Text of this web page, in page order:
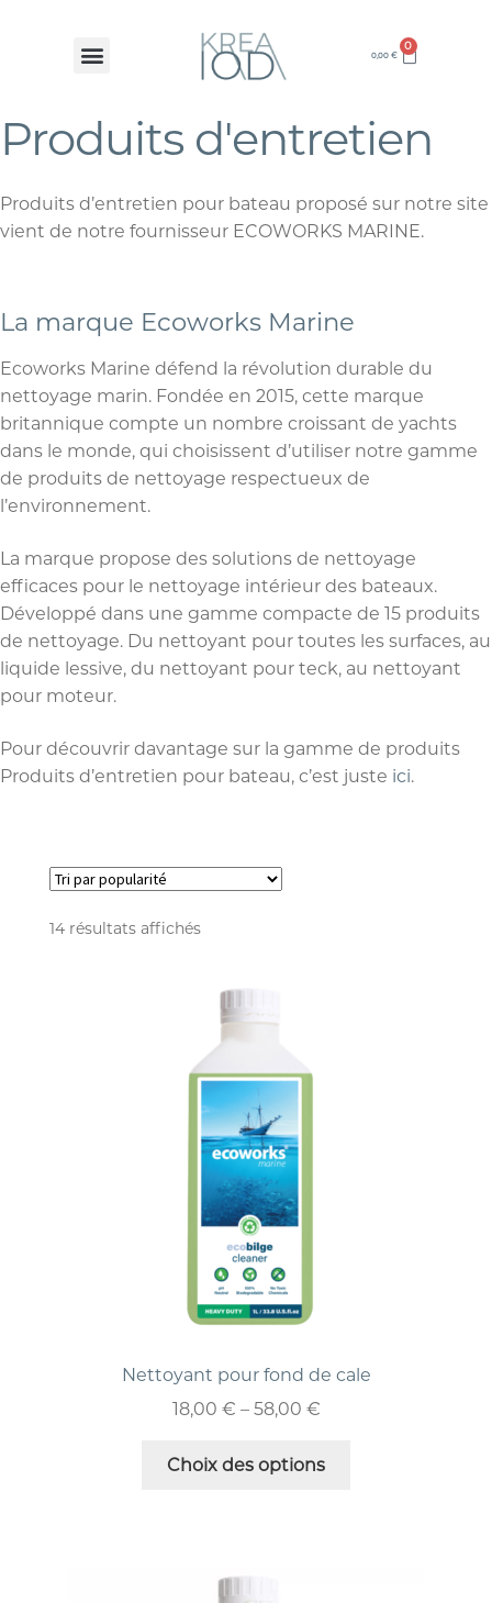
0,00 €
0
Produits d'entretien
Produits d’entretien pour bateau proposé sur notre site
vient de notre fournisseur ECOWORKS MARINE.
La marque Ecoworks Marine
Ecoworks Marine défend la révolution durable du
nettoyage marin. Fondée en 2015, cette marque
britannique compte un nombre croissant de yachts
dans le monde, qui choisissent d’utiliser notre gamme
de produits de nettoyage respectueux de
l’environnement.
La marque propose des solutions de nettoyage
efficaces pour le nettoyage intérieur des bateaux.
Développé dans une gamme compacte de 15 produits
de nettoyage. Du nettoyant pour toutes les surfaces, au
liquide lessive, du nettoyant pour teck, au nettoyant
pour moteur.
Pour découvrir davantage sur la gamme de produits
Produits d’entretien pour bateau, c’est juste ici.
14 résultats affichés
Nettoyant pour fond de cale
18,00 € – 58,00 €
Choix des options